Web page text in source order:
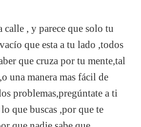
calle , y parece que solo tu
que esta a tu lado ,todos
que cruza por tu mente,tal
una manera mas fácil de
problemas,pregúntate a ti
que buscas ,por que te